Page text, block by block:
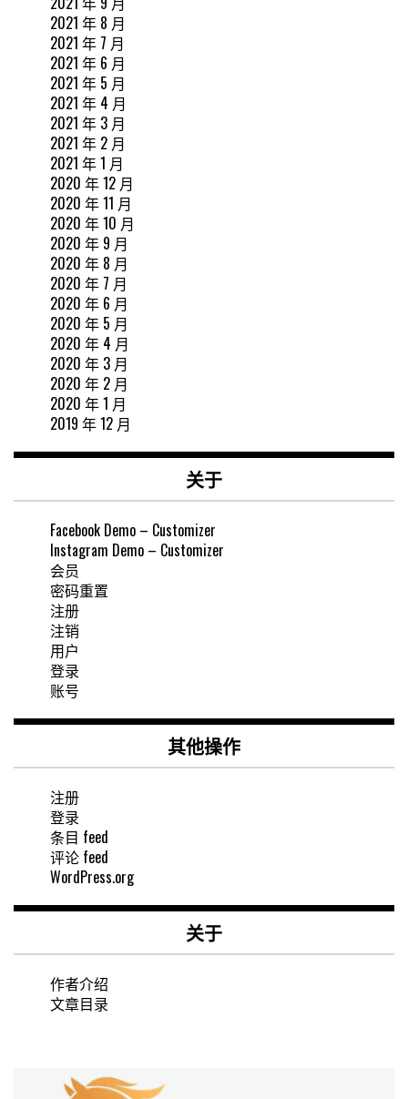
2021 年 8 月
2021 年 7 月
2021 年 6 月
2021 年 5 月
2021 年 4 月
2021 年 3 月
2021 年 2 月
2021 年 1 月
2020 年 12 月
2020 年 11 月
2020 年 10 月
2020 年 9 月
2020 年 8 月
2020 年 7 月
2020 年 6 月
2020 年 5 月
2020 年 4 月
2020 年 3 月
2020 年 2 月
2020 年 1 月
2019 年 12 月
关于
Facebook Demo – Customizer
Instagram Demo – Customizer
会员
密码重置
注册
注销
用户
登录
账号
其他操作
注册
登录
条目 feed
评论 feed
WordPress.org
关于
作者介绍
文章目录